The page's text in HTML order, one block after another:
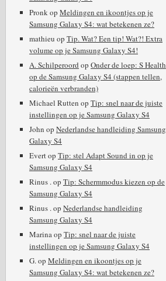
Pronkop Meldingen en ikoontjes op je
Samsung Galaxy S4: wat betekenen ze?
mathieu op Tip. Wat? Een tip! Wat?! Extra
volume op je Samsung Galaxy S4!
A. Schilperoord op Onder de loep: S Health
op de Samsung Galaxy S4 (stappen tellen,
calorieën verbranden)
Michael Rutten op Tip: snel naar de juiste
instellingen op je Samsung Galaxy S4
John op Nederlandse handleiding Samsung
Galaxy S4
Evertop Tip: stel Adapt Sound in op je
Samsung Galaxy S4
Rinus .op Tip: Schermmodus kiezen op de
Samsung Galaxy S4
Rinus .op Nederlandse handleiding
Samsung Galaxy S4
Marinaop Tip: snel naar de juiste
instellingen op je Samsung Galaxy S4
G.op Meldingen en ikoontjes op je
Samsung Galaxy S4: wat betekenen ze?